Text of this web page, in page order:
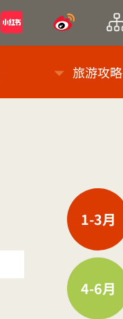
小紅書
旅游攻略
1-3月
4-6月